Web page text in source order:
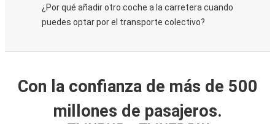
¿Por qué añadir otro coche a la carretera cuando
puedes optar por el transporte colectivo?
Con la confianza de más de 500
millones de pasajeros.